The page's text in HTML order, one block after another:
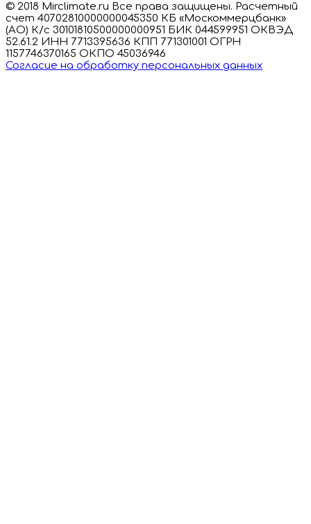
© 2018 Mirclimate.ru Все права защищены. Расчетный
счет 40702810000000045350 КБ «Москоммерцбанк»
(АО) К/с 30101810500000000951 БИК 044599951 ОКВЭД
52.61.2 ИНН 7713395636 КПП 771301001 ОГРН
1157746370165 ОКПО 45036946
Согласие на обработку персональных данных